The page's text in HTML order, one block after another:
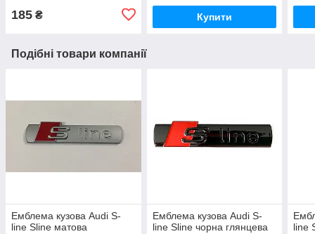
185 ₴ Купити
Подібні товари компанії
Емблема кузова Audi S-
line Sline матова
Емблема кузова Audi S-
line Sline чорна глянцева
line